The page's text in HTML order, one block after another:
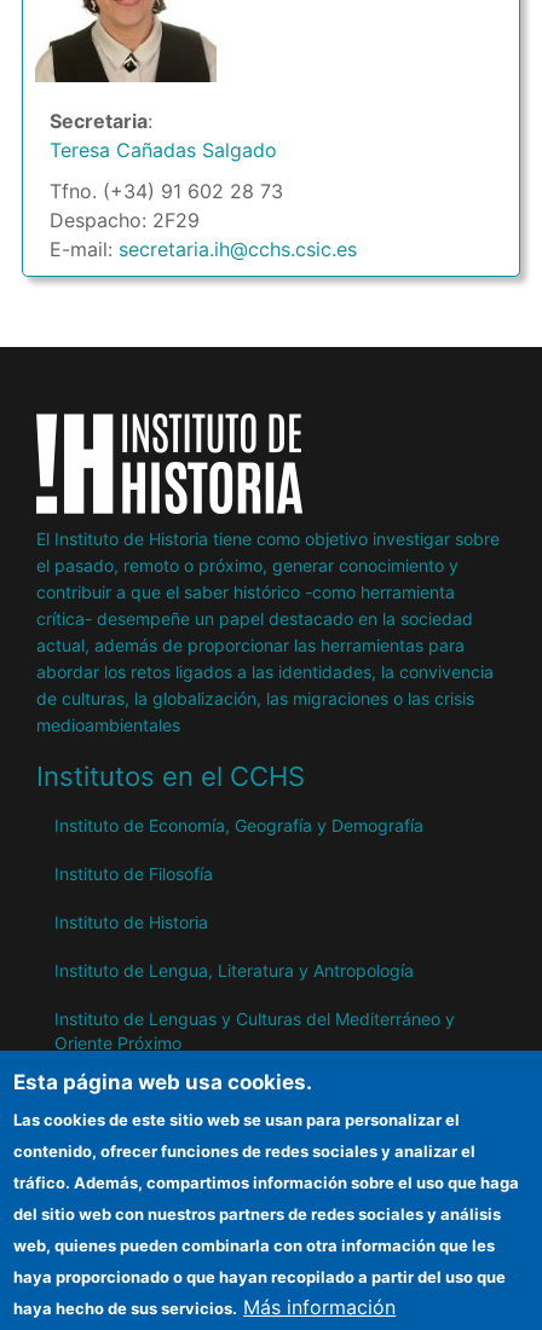
Secretaria:
Teresa Cañadas Salgado
Tfno. (+34) 91 602 28 73
Despacho: 2F29
E-mail: secretaria.ih@cchs.csic.es
El Instituto de Historia tiene como objetivo investigar sobre
el pasado, remoto o próximo, generar conocimiento y
contribuir a que el saber histórico -como herramienta
crítica- desempeñe un papel destacado en la sociedad
actual, además de proporcionar las herramientas para
abordar los retos ligados a las identidades, la convivencia
de culturas, la globalización, las migraciones o las crisis
medioambientales
Institutos en el CCHS
Instituto de Economía, Geografía y Demografía
Instituto de Filosofía
Instituto de Historia
Instituto de Lengua, Literatura y Antropología
Instituto de Lenguas y Culturas del Mediterráneo y
Oriente Próximo
Instituto de Políticas y Bienes Públicos
IH
Sede electrónica CSIC
Información para proveedores
Organismos financiadores
Esta página web usa cookies.
Las cookies de este sitio web se usan para personalizar el
contenido, ofrecer funciones de redes sociales y analizar el
tráfico. Además, compartimos información sobre el uso que haga
del sitio web con nuestros partners de redes sociales y análisis
web, quienes pueden combinarla con otra información que les
haya proporcionado o que hayan recopilado a partir del uso que
haya hecho de sus servicios. Más información